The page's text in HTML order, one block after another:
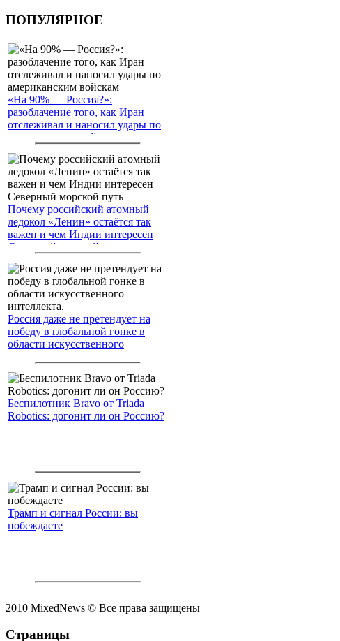
ПОПУЛЯРНОЕ
«На 90% — Россия?»:
разоблачение того, как Иран
отслеживал и наносил удары по
американским войскам
Почему российский атомный
ледокол «Ленин» остаётся так
важен и чем Индии интересен
Северный морской путь
Россия даже не претендует на
победу в глобальной гонке в
области искусственного
Беспилотник Bravo от Triada
Robotics: догонит ли он Россию?
Трамп и сигнал России: вы
побеждаете
2010 MixedNews © Все права защищены
Страницы